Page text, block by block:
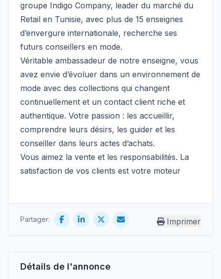
Détails de l'annonce
groupe Indigo Company, leader du marché du
Retail en Tunisie, avec plus de 15 enseignes
d’envergure internationale, recherche ses
futurs conseillers en mode.
Véritable ambassadeur de notre enseigne, vous
avez envie d’évoluer dans un environnement de
mode avec des collections qui changent
continuellement et un contact client riche et
authentique. Votre passion : les accueillir,
comprendre leurs désirs, les guider et les
conseiller dans leurs actes d’achats.
Vous aimez la vente et les responsabilités. La
satisfaction de vos clients est votre moteur
Partager: Imprimer